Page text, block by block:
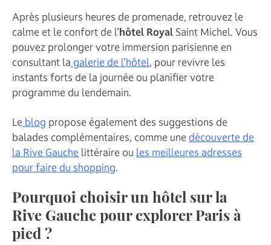
Après plusieurs heures de promenade, retrouvez le
calme et le confort de l’hôtel RoyalSaint Michel. Vous
pouvez prolonger votre immersion parisienne en
consultant la galerie de l’hôtel, pour revivre les
instants forts de la journée ou planifier votre
programme du lendemain.
Le blog propose également des suggestions de
balades complémentaires, comme une découverte de
la Rive Gauche littéraire ou les meilleures adresses
pour faire du shopping.
Pourquoi choisir un hôtel sur la
Rive Gauche pour explorer Paris à
pied ?